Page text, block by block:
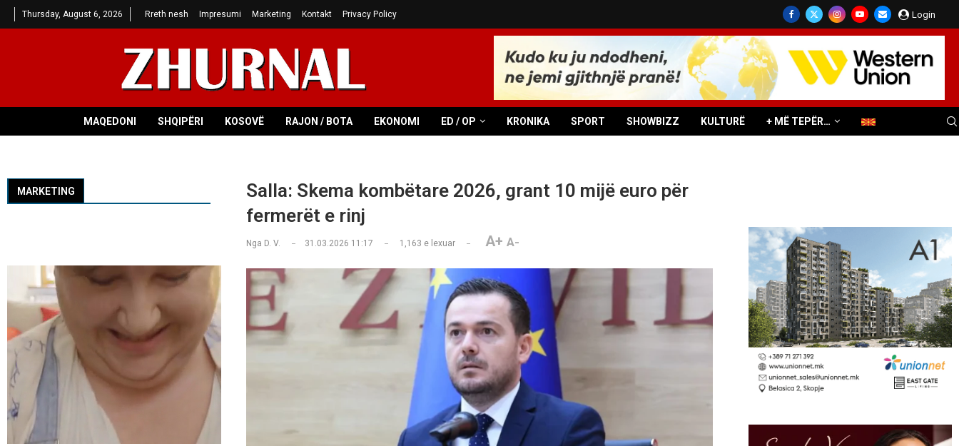
Thursday, August 6, 2026 Rreth nesh Impresumi Marketing Kontakt Privacy Policy Login
MAQEDONI SHQIPËRI KOSOVË RAJON / BOTA EKONOMI ED / OP KRONIKA SPORT SHOWBIZZ KULTURË + MË TEPËR…
Salla: Skema kombëtare 2026, grant 10 mijë euro për
fermerët e rinj
Nga D. V. 31.03.2026 11:17 1,163 e lexuar A+ A-
MARKETING